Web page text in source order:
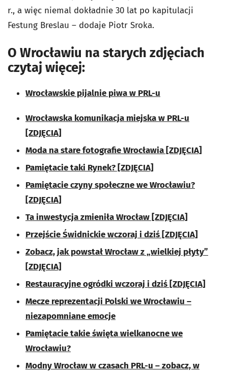
r., a więc niemal dokładnie 30 lat po kapitulacji
Festung Breslau – dodaje Piotr Sroka.
O Wrocławiu na starych zdjęciach
czytaj więcej:
Wrocławskie pijalnie piwa w PRL-u
Wrocławska komunikacja miejska w PRL-u
[ZDJĘCIA]
Moda na stare fotografie Wrocławia [ZDJĘCIA]
Pamiętacie taki Rynek? [ZDJĘCIA]
Pamiętacie czyny społeczne we Wrocławiu?
[ZDJĘCIA]
Ta inwestycja zmieniła Wrocław [ZDJĘCIA]
Przejście Świdnickie wczoraj i dziś [ZDJĘCIA]
Zobacz, jak powstał Wrocław z „wielkiej płyty”
[ZDJĘCIA]
Restauracyjne ogródki wczoraj i dziś [ZDJĘCIA]
Mecze reprezentacji Polski we Wrocławiu –
niezapomniane emocje
Pamiętacie takie święta wielkanocne we
Wrocławiu?
Modny Wrocław w czasach PRL-u – zobacz, w